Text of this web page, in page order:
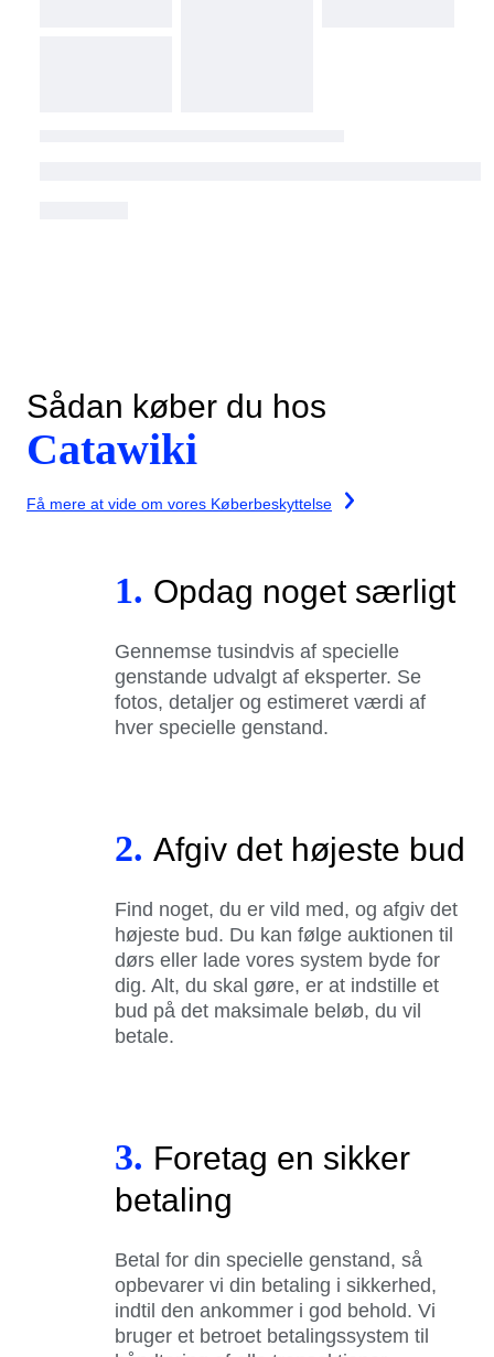
Sådan køber du hos
Catawiki
Få mere at vide om vores Køberbeskyttelse
1. Opdag noget særligt
Gennemse tusindvis af specielle
genstande udvalgt af eksperter. Se
fotos, detaljer og estimeret værdi af
hver specielle genstand.
2. Afgiv det højeste bud
Find noget, du er vild med, og afgiv det
højeste bud. Du kan følge auktionen til
dørs eller lade vores system byde for
dig. Alt, du skal gøre, er at indstille et
bud på det maksimale beløb, du vil
betale.
3. Foretag en sikker
betaling
Betal for din specielle genstand, så
opbevarer vi din betaling i sikkerhed,
indtil den ankommer i god behold. Vi
bruger et betroet betalingssystem til